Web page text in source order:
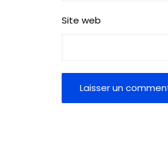
Site web